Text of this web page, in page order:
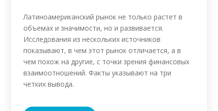
Латиноамериканский рынок не только растет в
объемах и значимости, но и развивается.
Исследования из нескольких источников
показывают, в чем этот рынок отличается, а в
чем похож на другие, с точки зрения финансовых
взаимоотношений. Факты указывают на три
четких вывода.